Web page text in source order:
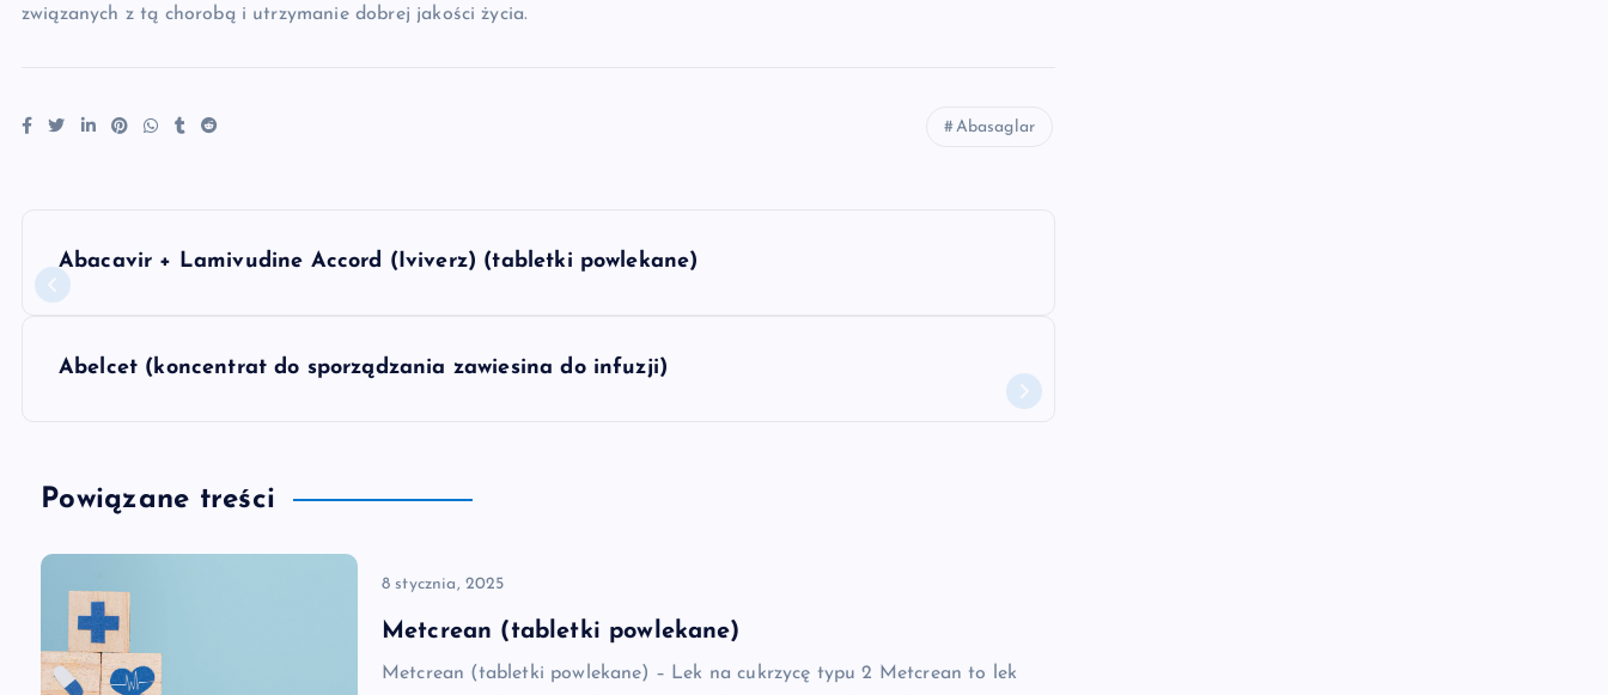
związanych z tą chorobą i utrzymanie dobrej jakości życia.
Abasaglar
N
a
g
a
c
Abacavir + Lamivudine Accord (Iviverz) (tabletki powlekane)
Abelcet (koncentrat do sporządzania zawiesina do infuzji)
Powiązane treści
8 stycznia, 2025
Metcrean (tabletki powlekane)
Metcrean (tabletki powlekane) – Lek na cukrzycę typu 2 Metcrean to lek